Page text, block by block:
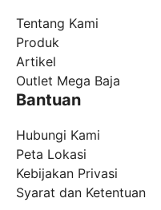
Tentang Kami
Produk
Artikel
Outlet Mega Baja
Bantuan
Hubungi Kami
Peta Lokasi
Kebijakan Privasi
Syarat dan Ketentuan